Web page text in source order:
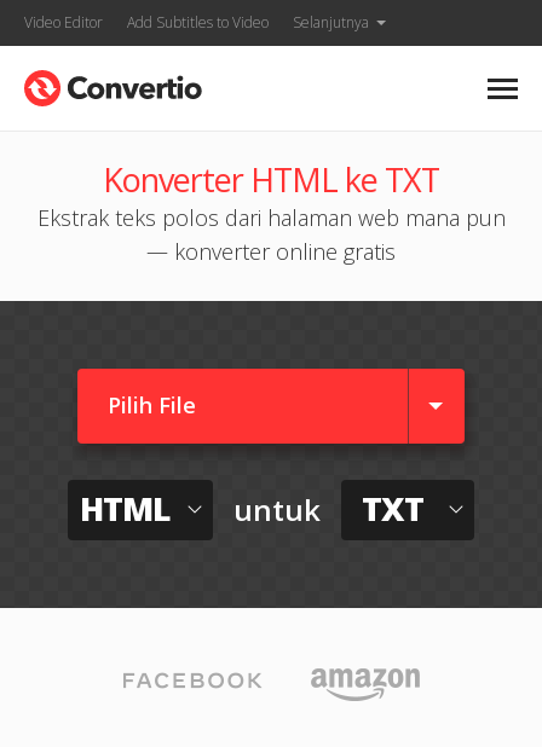
Video Editor Add Subtitles to Video Selanjutnya
Konverter HTML ke TXT
Ekstrak teks polos dari halaman web mana pun
— konverter online gratis
Pilih File
HTML untuk TXT